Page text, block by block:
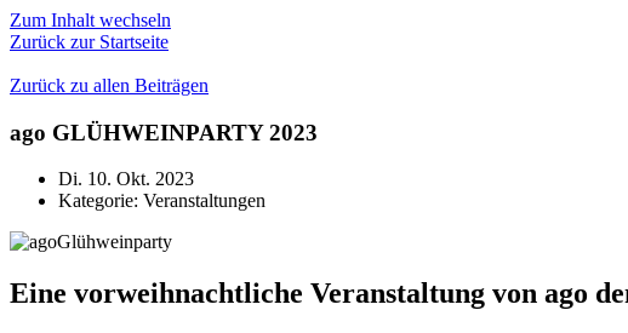
Zum Inhalt wechseln
Zurück zur Startseite
Zurück zu allen Beiträgen
ago GLÜHWEINPARTY 2023
Di. 10. Okt. 2023
Kategorie: Veranstaltungen
Eine vorweihnachtliche Veranstaltung von ago